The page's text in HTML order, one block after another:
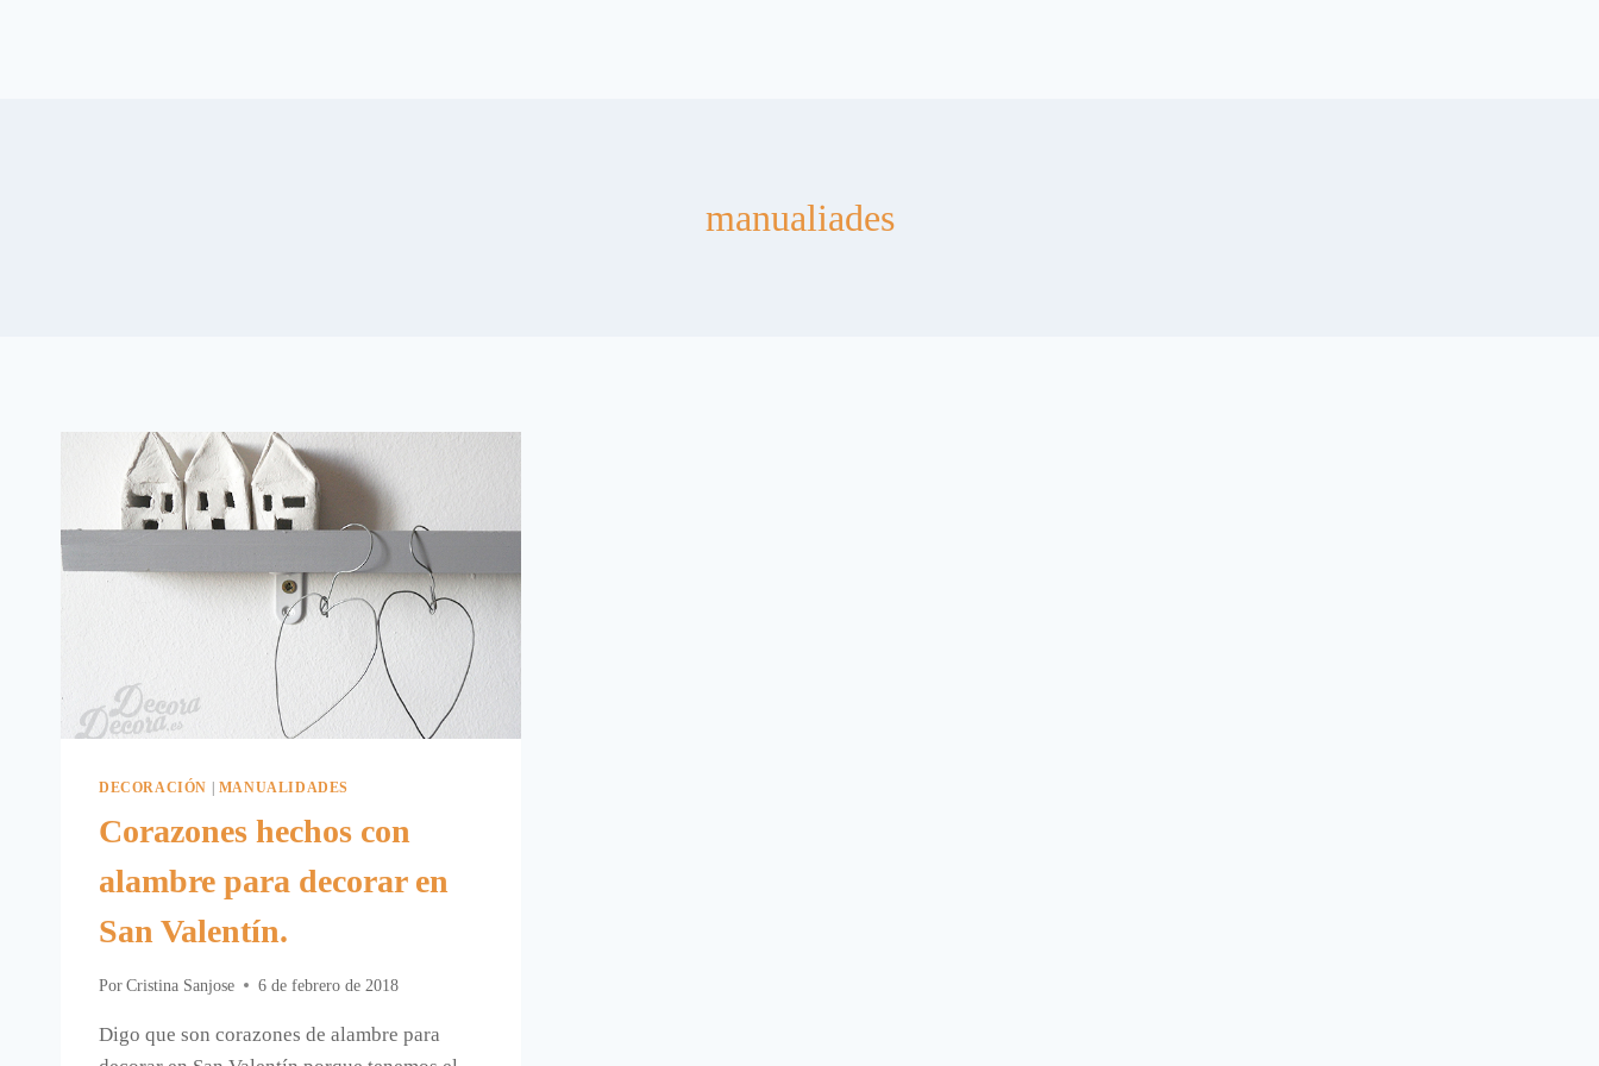
manualiades
DECORACIÓN MANUALIDADES
Corazones hechos con
alambre para decorar en
San Valentín.
Por Cristina Sanjose 6 de febrero de 2018
Digo que son corazones de alambre para